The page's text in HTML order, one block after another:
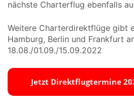
nächste Charterflug ebenfalls
Weitere Charterdirektflüge gibt
Hamburg, Berlin und Frankfurt
18.08./01.09./15.09.2022